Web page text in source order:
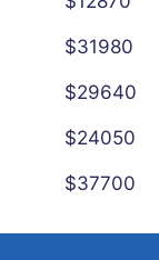
$31980
$29640
$24050
$37700